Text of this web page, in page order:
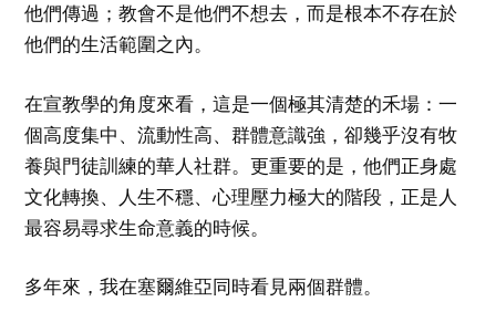
他們傳過；教會不是他們不想去，而是根本不存在於
他們的生活範圍之內。
在宣教學的角度來看，這是一個極其清楚的禾場：一
個高度集中、流動性高、群體意識強，卻幾乎沒有牧
養與門徒訓練的華人社群。更重要的是，他們正身處
文化轉換、人生不穩、心理壓力極大的階段，正是人
最容易尋求生命意義的時候。
多年來，我在塞爾維亞同時看見兩個群體。